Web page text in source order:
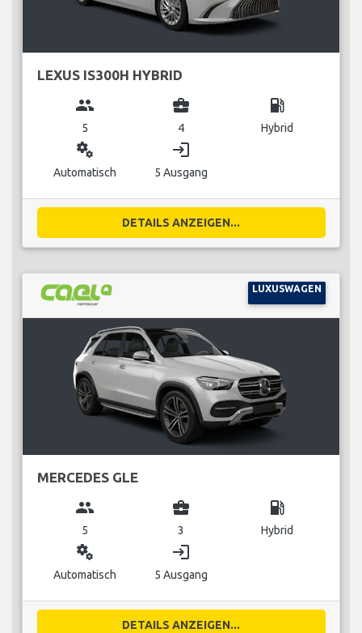
LEXUS IS300H HYBRID
group
5
business_center
4
local_gas_station
Hybrid
miscellaneous_services
Automatisch
login
5 Ausgang
DETAILS ANZEIGEN...
LUXUSWAGEN
MERCEDES GLE
group
5
business_center
3
local_gas_station
Hybrid
miscellaneous_services
Automatisch
login
5 Ausgang
DETAILS ANZEIGEN...